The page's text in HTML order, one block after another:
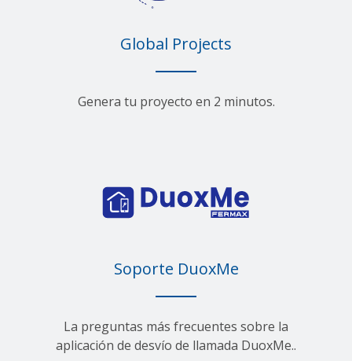
Global Projects
Genera tu proyecto en 2 minutos.
Soporte DuoxMe
La preguntas más frecuentes sobre la
aplicación de desvío de llamada DuoxMe..